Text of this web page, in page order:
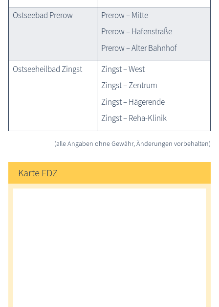
Ostseebad Prerow
Prerow – Mitte
Prerow – Hafenstraße
Prerow – Alter Bahnhof
Ostseeheilbad Zingst
Zingst – West
Zingst – Zentrum
Zingst – Hägerende
Zingst – Reha-Klinik
(alle Angaben ohne Gewähr, Änderungen vorbehalten)
Karte FDZ